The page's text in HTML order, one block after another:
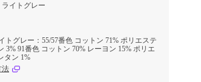
イトグレー
トグレー：55/57番色 コットン 71% ポリエステ
3% 91番色 コットン 70% レーヨン 15% ポリエ
タン 1%
法